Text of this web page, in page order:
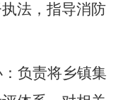
法，指导消防
负责将乡镇集